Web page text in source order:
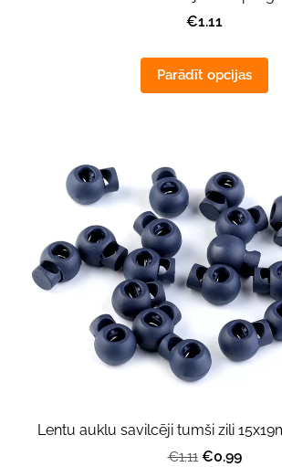
€1.11
Parādīt opcijas
Lentu auklu savilcēji tumši zili
€1.11 €0.99